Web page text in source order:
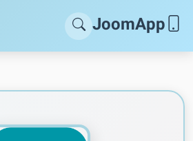
JoomApp